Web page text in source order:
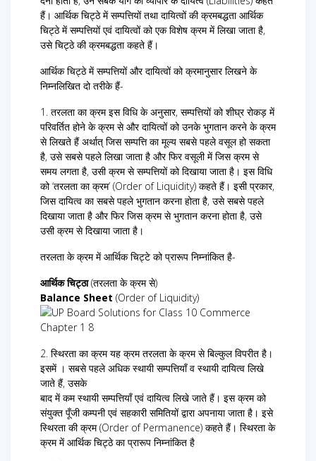
हैं। आर्थिक चिट्ठे में सम्पत्तियों तथा दायित्वों की क्रमबद्धता आर्थिक
चिट्ठे में सम्पत्तियों एवं दायित्वों को एक विशेष क्रम में लिखा जाता है,
उसे चिट्ठे की क्रमबद्धता कहते हैं।
आर्थिक चिट्ठे में सम्पत्तियों और दायित्वों को क्रमानुसार लिखने के
निम्नलिखित दो तरीके हैं-
1. तरलता का क्रम इस विधि के अनुसार, सम्पत्तियों को शीघ्र रोकड़ में
परिवर्तित होने के क्रम से और दायित्वों को उनके भुगतान करने के क्रम
से लिखते हैं अर्थात् जिस सम्पत्ति का मूल्य सबसे पहले वसूल हो सकता
है, उसे सबसे पहले लिखा जाता है और फिर वसूली में जिस क्रम से
समय लगता है, उसी क्रम से सम्पत्तियों को दिखाया जाता है। इस विधि
को ‘तरलता का क्रम’ (Order of Liquidity) कहते हैं। इसी प्रकार,
जिस दायित्व का सबसे पहले भुगतान करना होता है, उसे सबसे पहले
दिखाया जाता है और फिर जिस क्रम से भुगतान करना होता है, उसे
उसी क्रम से दिखाया जाता है।
तरलता के क्रम में आर्थिक चिट्टे को प्रारूप निम्नांकित है-
आर्थिक चिट्ठा(तरलता के क्रम से)
Balance Sheet (Order of Liquidity)
2. स्थिरता का क्रम यह क्रम तरलता के क्रम से बिल्कुल विपरीत है।
इसमें । सबसे पहले अधिक स्थायी सम्पत्तियाँ व स्थायी दायित्व लिखे
जाते हैं, उसके
बाद में कम स्थायी सम्पत्तियाँ एवं दायित्व लिखे जाते हैं। इस क्रम को
संयुक्त पूँजी कम्पनी एवं सहकारी समितियों द्वारा अपनाया जाता है। इसे
स्थिरता की क्रम (Order of Permanence) कहते हैं। स्थिरता के
क्रम में आर्थिक चिट्ठे का प्रारूप निम्नांकित है